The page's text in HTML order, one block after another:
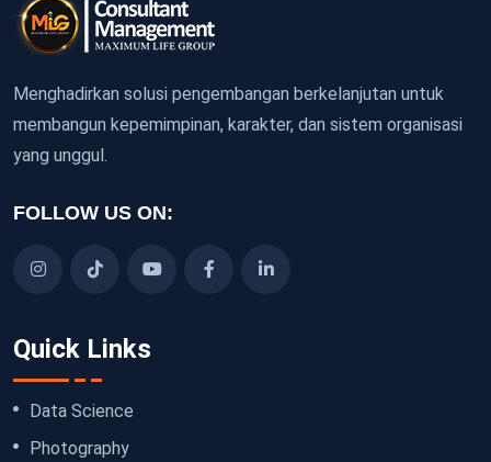
Menghadirkan solusi pengembangan berkelanjutan untuk
membangun kepemimpinan, karakter, dan sistem organisasi
yang unggul.
FOLLOW US ON:
Quick Links
Data Science
Photography